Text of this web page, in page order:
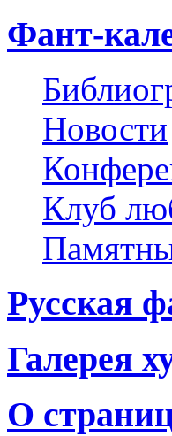
Фант-
Новости
Клуб
Русская
Галерея
О